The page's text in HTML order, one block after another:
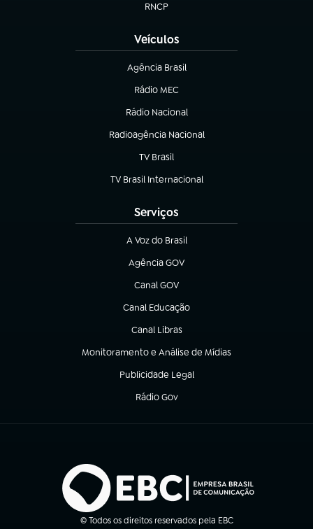
RNCP
(abre em nova aba)
Veículos
Agência Brasil
(abre em nova aba)
Rádio MEC
(abre em nova aba)
Rádio Nacional
Radioagência Nacional
(abre em nova aba)
TV Brasil
(abre em nova aba)
TV Brasil Internacional
(abre em nova aba)
Serviços
A Voz do Brasil
(abre em nova aba)
Agência GOV
(abre em nova aba)
Canal GOV
(abre em nova aba)
Canal Educação
(abre em nova aba)
Canal Libras
(abre em nova aba)
Monitoramento e Análise de Mídias
(abre em nova aba)
Publicidade Legal
(abre em nova aba)
Rádio Gov
(abre em nova aba)
© Todos os direitos reservados pela EBC